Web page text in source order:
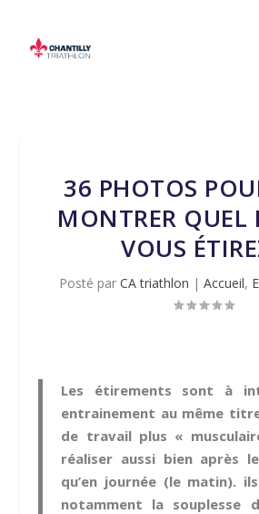
36 PHOTOS
MONTRER QUEL
VOUS
Posté par CA triathlon | Accueil,
Les étirements sont à
entrainement au même
de travail plus «
réaliser aussi bien après
qu’en journée (le matin).
notamment la souplesse